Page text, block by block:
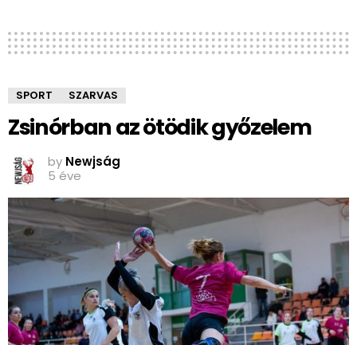
SPORT SZARVAS
Zsinórban az ötödik győzelem
by Newjság
5 éve